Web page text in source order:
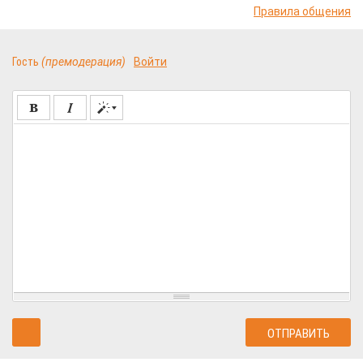
Правила общения
Гость (премодерация) Войти